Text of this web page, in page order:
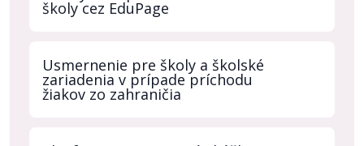
školy cez EduPage
Usmernenie pre školy a školské
zariadenia v prípade príchodu
žiakov zo zahraničia